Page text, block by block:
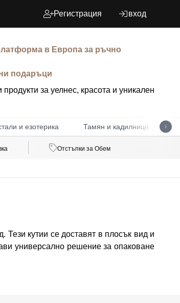
Регистрация вход
в Европа за ръчно
подаръци
продукти за уелнес, красота и уникален
и езотерика Тамян и кадилници
Отстъпки за Обем
кутии се доставят в плосък вид и
универсално решение за опаковане